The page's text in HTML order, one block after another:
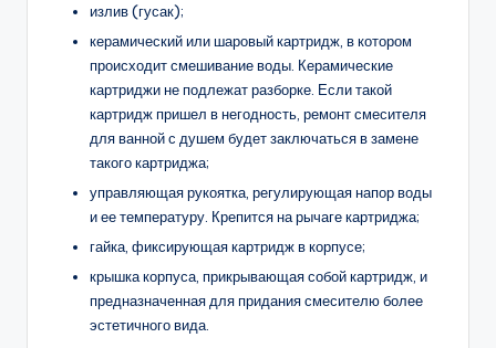
излив (гусак);
керамический или шаровый картридж, в котором
происходит смешивание воды. Керамические
картриджи не подлежат разборке. Если такой
картридж пришел в негодность, ремонт смесителя
для ванной с душем будет заключаться в замене
такого картриджа;
управляющая рукоятка, регулирующая напор воды
и ее температуру. Крепится на рычаге картриджа;
гайка, фиксирующая картридж в корпусе;
крышка корпуса, прикрывающая собой картридж, и
предназначенная для придания смесителю более
эстетичного вида.